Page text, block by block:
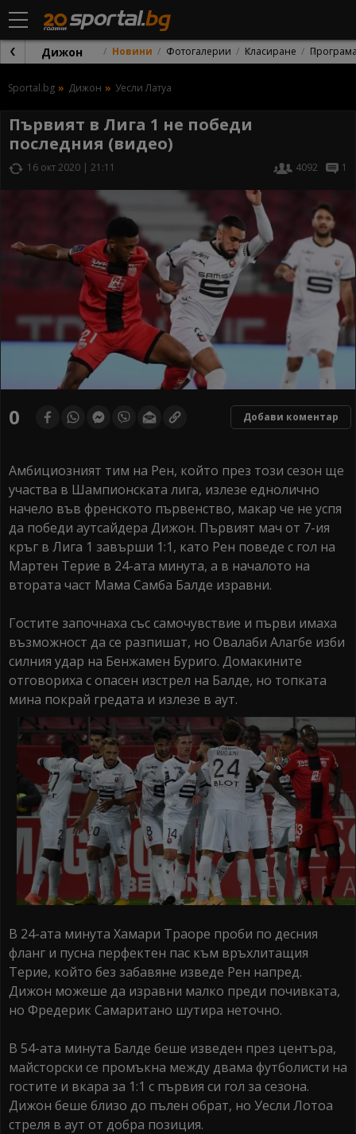
Дижон Новини Фотогалерии Класиране
Sportal.bg Дижон Уесли Латуа
Първият в Лига 1 не победи
последния (видео)
16 окт 2020 | 21:11 4092 1
0 Добави коментар
Амбициозният тим на Рен, който през този сезон ще
участва в Шампионската лига, излезе еднолично
начело във френското първенство, макар че не успя
да победи аутсайдера Дижон. Първият мач от 7-ия
кръг в Лига 1 завърши 1:1, като Рен поведе с гол на
Мартен Терие в 24-ата минута, а в началото на
втората част Мама Самба Балде изравни.
Гостите започнаха със самочувствие и първи имаха
възможност да се разпишат, но Овалаби Алагбе изби
силния удар на Бенжамен Буриго. Домакините
отговориха с опасен изстрел на Балде, но топката
мина покрай гредата и излезе в аут.
В 24-ата минута Хамари Траоре проби по десния
фланг и пусна перфектен пас към връхлитащия
Терие, който без забавяне изведе Рен напред.
Дижон можеше да изравни малко преди почивката,
но Фредерик Самаритано шутира неточно.
В 54-ата минута Балде беше изведен през центъра,
майсторски се промъкна между двама футболисти на
гостите и вкара за 1:1 с първия си гол за сезона.
Дижон беше близо до пълен обрат, но Уесли Лотоа
стреля в аут от добра позиция.